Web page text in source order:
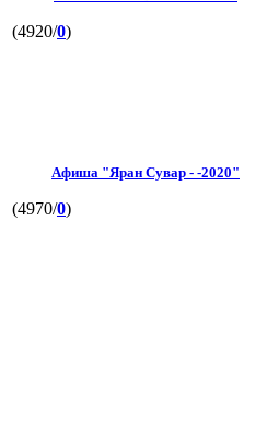
(4920/0)
Афиша "Яран Сувар - -2020"
(4970/0)